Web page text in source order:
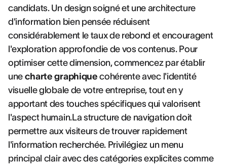
candidats. Un design soigné et une architecture
d'information bien pensée réduisent
considérablement le taux de rebond et encouragent
l'exploration approfondie de vos contenus. Pour
optimiser cette dimension, commencez par établir
une charte graphique cohérente avec l'identité
visuelle globale de votre entreprise, tout en y
apportant des touches spécifiques qui valorisent
l'aspect humain.La structure de navigation doit
permettre aux visiteurs de trouver rapidement
l'information recherchée. Privilégiez un menu
principal clair avec des catégories explicites comme